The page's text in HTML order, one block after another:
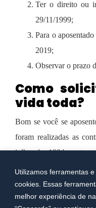
Utilizamos ferramentas
cookies. Essas
melhor experiência de
Ter o direito ou
29/11/1999;
Para o
2019;
Observar o prazo
Como
vida toda?
Bom se você se
foram realizadas as
julho de 1994,
revisão da vida toda
temos a decisão